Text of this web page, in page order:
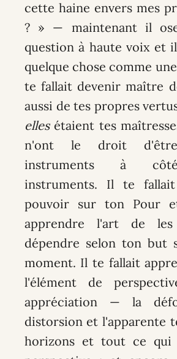
cette haine envers mes
? » — maintenant il
question à haute voix et
quelque chose comme
te fallait devenir maître
aussi de tes propres
ellesétaient tes
n'ont le droit
instruments à
instruments. Il te
pouvoir sur ton Pour
apprendre l'art de
dépendre selon ton but
moment. Il te fallait
l'élément de
appréciation — la
distorsion et l'apparente
horizons et tout ce qui